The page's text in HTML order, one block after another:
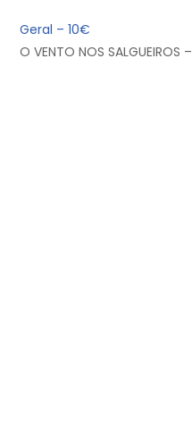
Geral – 10€
O VENTO NOS SALGUEIROS –